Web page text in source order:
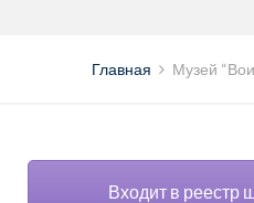
Главная Музей
Входит в реестр